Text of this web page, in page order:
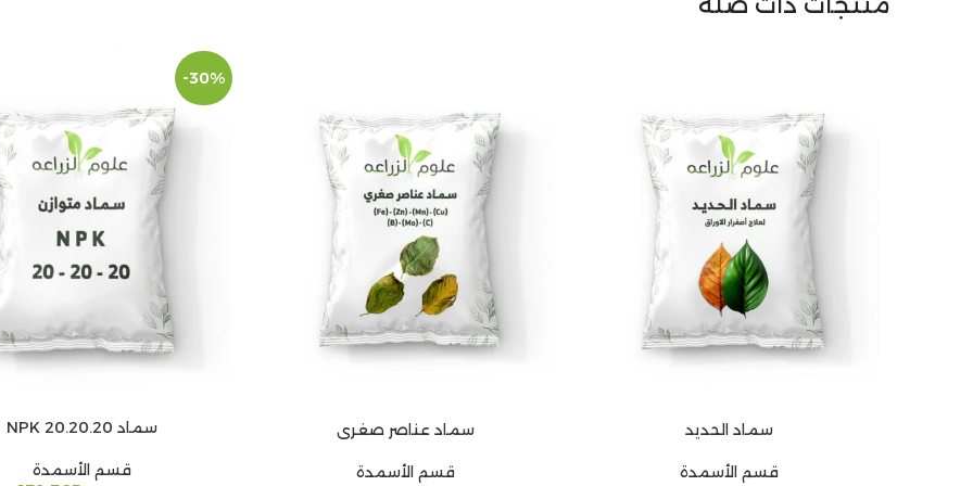
إضافة إلى السلةسماد الحديد
قسم الأسمدة
إضافة إلى السلةسماد عناصر صغرى
قسم الأسمدة
-30%
إضافة إلى السلة
سماد NPK 20.20.20
قسم الأسمدة